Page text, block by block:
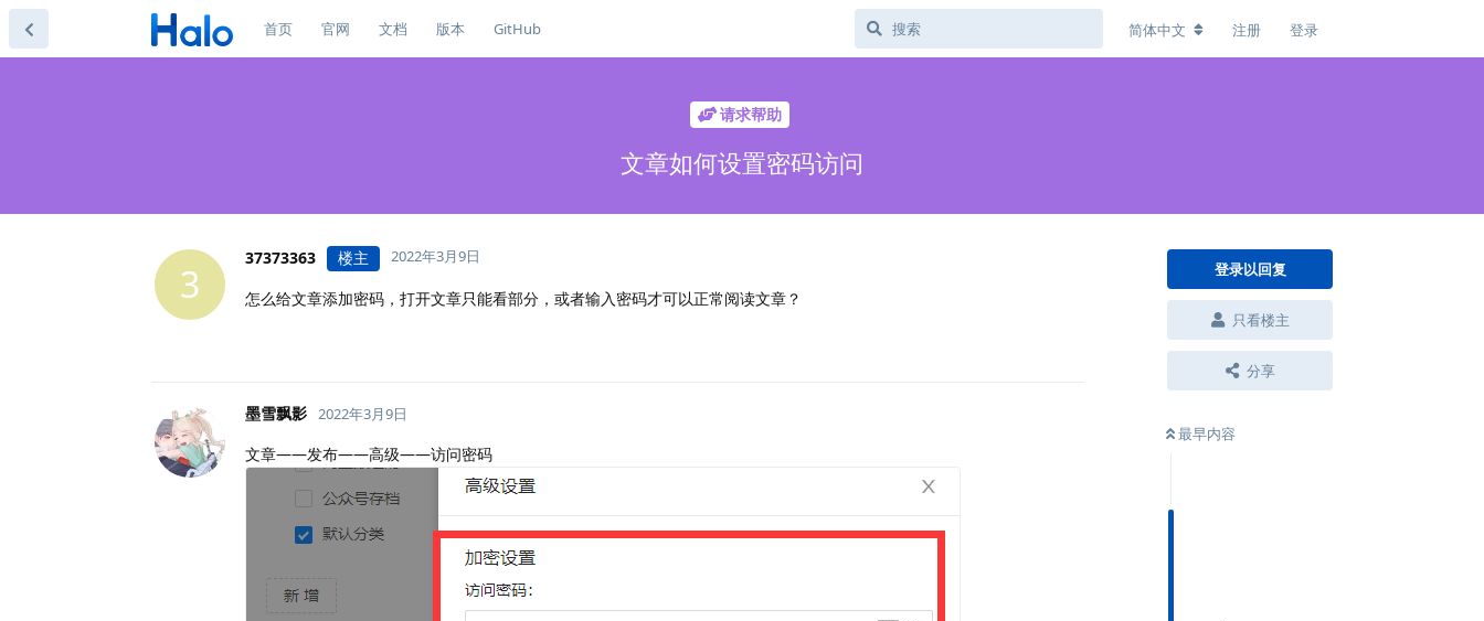
首页 官网 文档 版本 GitHub 简体中文 注册 登录
请求帮助
文章如何设置密码访问
登录以回复
只看楼主
分享
最早内容
3
37373363 楼主 2022年3月9日
怎么给文章添加密码，打开文章只能看部分，或者输入密码才可以正常阅读文章？
墨雪飘影 2022年3月9日
文章——发布——高级——访问密码